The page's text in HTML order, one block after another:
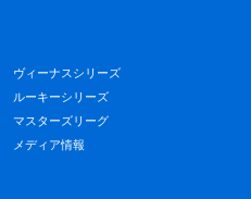
ヴィーナスシリーズ
ルーキーシリーズ
マスターズリーグ
メディア情報